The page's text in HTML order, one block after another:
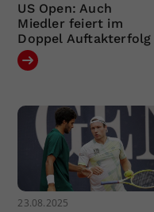
US Open: Auch
Miedler feiert im
Doppel Auftakterfolg
23.08.2025